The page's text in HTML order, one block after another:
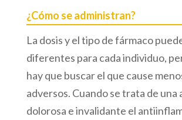
¿Cómo se administran?
La dosis y el tipo de fármaco
diferentes para cada individuo,
hay que buscar el que cause
adversos. Cuando se trata de
dolorosa e invalidante el